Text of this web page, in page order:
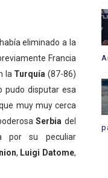
eliminado a la
Francia
la Turquía (87-86)
pudo disputar esa
muy muy cerca
Serbia del
por su peculiar
, Luigi Datome,